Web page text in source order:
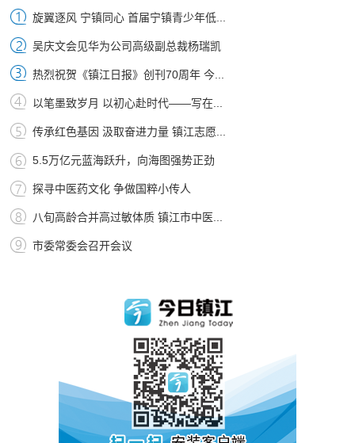
旋翼逐风 宁镇同心 首届宁镇青少年低...
吴庆文会见华为公司高级副总裁杨瑞凯
热烈祝贺《镇江日报》创刊70周年 今...
以笔墨致岁月 以初心赴时代——写在...
传承红色基因 汲取奋进力量 镇江志愿...
5.5万亿元蓝海跃升，向海图强势正劲
探寻中医药文化 争做国粹小传人
八旬高龄合并高过敏体质 镇江市中医...
市委常委会召开会议